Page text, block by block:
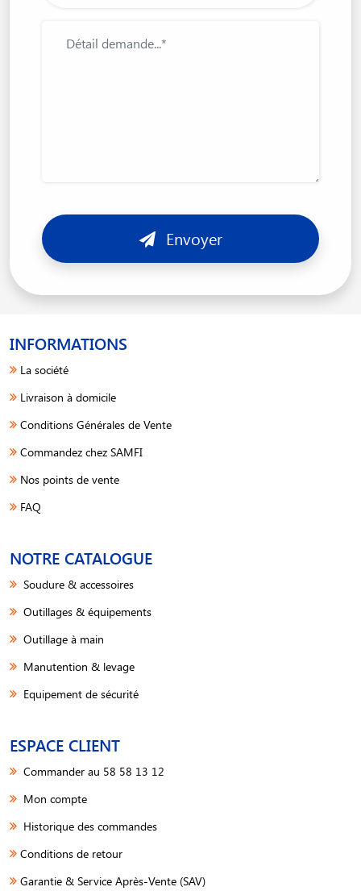
Envoyer
INFORMATIONS
La société
Livraison à domicile
Conditions Générales de Vente
Commandez chez SAMFI
Nos points de vente
FAQ
NOTRE CATALOGUE
Soudure & accessoires
Outillages & équipements
Outillage à main
Manutention & levage
Equipement de sécurité
ESPACE CLIENT
Commander au 58 58 13 12
Mon compte
Historique des commandes
Conditions de retour
Garantie & Service Après-Vente (SAV)